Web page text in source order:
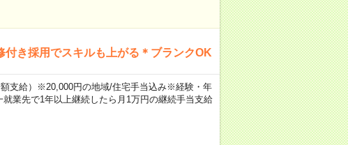
き採用でスキルも上がる＊ブランクOK
支給）※20,000円の地域/住宅手当込み※経験・年
業先で1年以上継続したら月1万円の継続手当支給